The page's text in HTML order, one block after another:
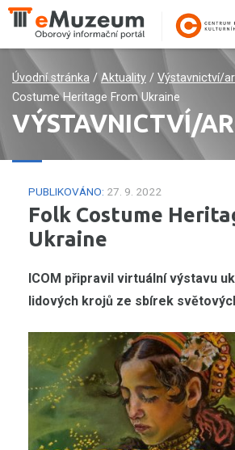
Úvodní stránka / Aktuality / Výstavnictví/
Costume Heritage From Ukraine
VÝSTAVNICTVÍ/
PUBLIKOVÁNO: 27. 9. 2022
Folk Costume
Ukraine
ICOM připravil virtuální výstavu
lidových krojů ze sbírek